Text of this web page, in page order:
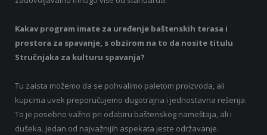
Kakav program imate za uređenje baštenskih terasa i
prostora za spavanje, s obzirom na to da nosite titulu
Stručnjaka za kulturu spavanja?
Tu zaista možemo da se pohvalimo paletom proizvoda, ali
kupcima uvek preporučujemo dugotrajna i jednostavna rešenja.
To je posebno važno pri odabiru baštenskog nameštaja, ali i
dušeka. Jedan od najvažnijih aspekata jeste održavanje.